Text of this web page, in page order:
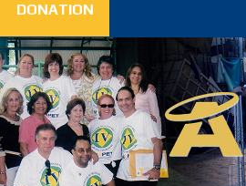
DONATION